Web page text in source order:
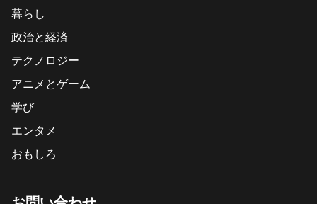
暮らし
政治と経済
テクノロジー
アニメとゲーム
学び
エンタメ
おもしろ